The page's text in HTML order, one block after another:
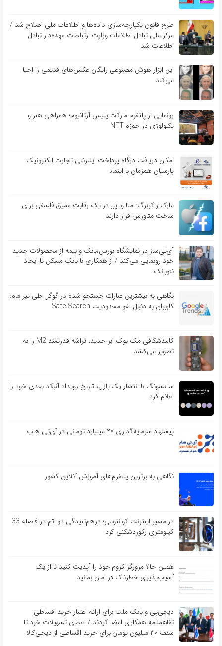
طرح قانون یکپارچه‌سازی داده‌ها و اطلاعات ملی اصلاح شد /
مرکز ملی تبادل اطلاعات وزارت ارتباطات عهده‌دار تبادل
اطلاعات شد
این ابزار هوش مصنوعی رایگان عکس‌های قدیمی را احیا
می‌کند
رونمایی از پلتفرم مارکت پلیس آرتانیوم؛ همراهی هنر و
تکنولوژی در حوزه NFT
امکان دریافت درگاه پرداخت اینترنتی تجارت الکترونیک
پارسیان همزمان با اینماد
مارک زاکربرگ: متا و اپل در یک رقابت عمیق فلسفی برای
ساخت متاورس قرار دارند
آی‌تی‌ساز در نمایشگاه بورس،بانک و بیمه از محصولات جدید
خود رونمایی می‌کند / از همکاری با بانک مسکن تا ایجاد
نئوبانک
نگاهی به بیشترین عبارات جستجو شده در گوگل طی تیر ماه:
کاربران به دنبال لغو محدودیت Safe Search
کالبدشکافی مک بوک ایر جدید، تراشه قدرتمند M2 را به
تصویر می‌کشد
سامسونگ با انتشار یک پازل، تاریخ رویداد آنپکد بعدی خود را
اعلام کرد
پیشنهاد سرمایه‌گذاری ۲۷ میلیارد تومانی در آی‌تی هاب
نگاهی به برترین پلتفرم‌های آموزش آنلاین کشور
در مسیر اینترنت کوانتومی؛ درهم‌تنیدگی دو اتم در فاصله 33
کیلومتری رکوردشکنی کرد
همین حالا مرورگر کروم خود را آپدیت کنید تا از یک
آسیب‌‌‌‌پذیری خطرناک در امان بمانید
دیجی‌پی و بانک ملت برای ارائه اعتبار خرید اقساطی
تفاهم‎نامه همکاری امضا کردند / اعطای تسهیلات خرد تا
سقف ۳۰ میلیون تومان برای خرید اقساطی از دیجی‌کالا